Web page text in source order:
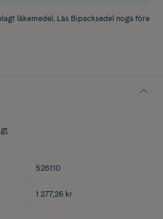
läkemedel. Läs Bipacksedel noga före
526110
1 277,26 kr